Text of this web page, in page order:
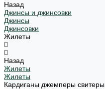
Назад
Джинсы и джинсовки
Джинсы
Джинсовки
Жилеты
Назад
Жилеты
Жилеты
Кардиганы джемперы свитеры